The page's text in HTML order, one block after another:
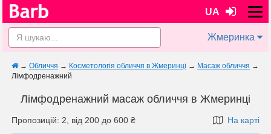
UA
Жмеринка
→ Обличчя → Косметологія обличчя в Жмеринці → Масаж обличчя →
Лімфодренажний
Лімфодренажний масаж обличчя в Жмеринці
Пропозицій: 2, від 200 до 600 ₴ На карті